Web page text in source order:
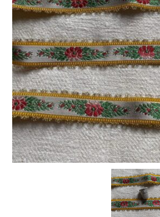
Tissus
Patchwork
Mercerie
Dressing
Linge ancien
Ephemera
Créations